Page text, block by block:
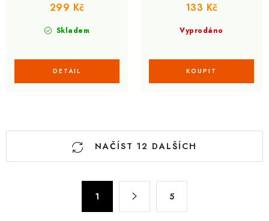
Skladem
299 Kč
Vyprodáno
133 Kč
NAČÍST 12 DALŠÍCH
1 5